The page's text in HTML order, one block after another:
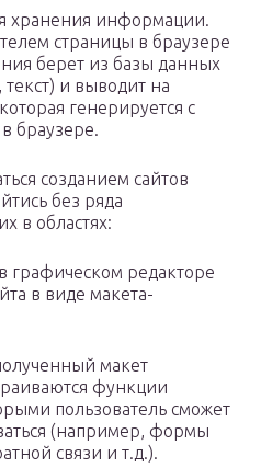
хранения информации.
страницы в браузере
берет из базы данных
и выводит на
генерируется с
браузере.
созданием сайтов
без ряда
в областях:
графическом редакторе
в виде макета-
макет
функции
пользователь сможет
(например, формы
связи и т.д.).